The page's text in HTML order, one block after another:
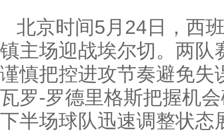
北京时间5月24日，西
镇主场迎战埃尔切。两队
谨慎把控进攻节奏避免失
瓦罗-罗德里格斯把握机
下半场球队迅速调整状态